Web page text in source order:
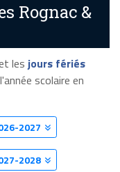
Rognac &
les jours fériés
scolaire en
2027
2028